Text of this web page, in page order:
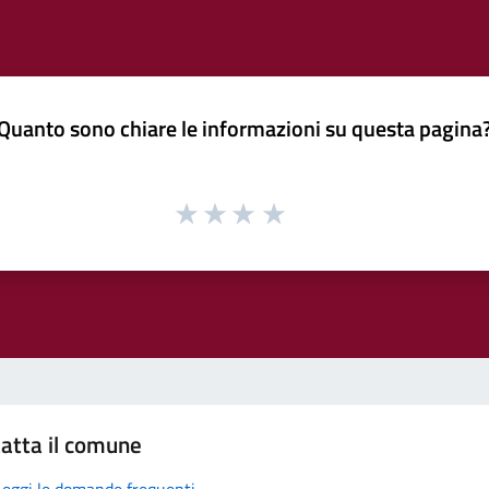
sono chiare le informazioni su questa
il comune